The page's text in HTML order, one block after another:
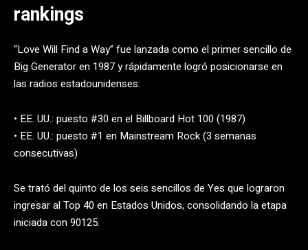
rankings
“Love Will Find a Way” fue lanzada como el primer sencillo de
Big Generator en 1987 y rápidamente logró posicionarse en
las radios estadounidenses:
• EE. UU.: puesto #30 en el Billboard Hot 100 (1987)
• EE. UU.: puesto #1 en Mainstream Rock (3 semanas
consecutivas)
Se trató del quinto de los seis sencillos de Yes que lograron
ingresar al Top 40 en Estados Unidos, consolidando la etapa
iniciada con 90125.